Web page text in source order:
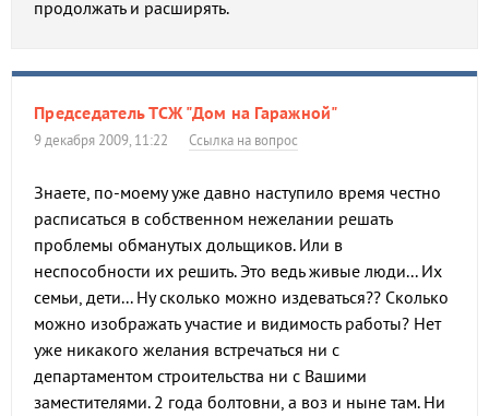
продолжать и расширять.
Председатель ТСЖ "Дом на Гаражной"
9 декабря 2009, 11:22 Ссылка на вопрос
Знаете, по-моему уже давно наступило время честно
расписаться в собственном нежелании решать
проблемы обманутых дольщиков. Или в
неспособности их решить. Это ведь живые люди... Их
семьи, дети... Ну сколько можно издеваться?? Сколько
можно изображать участие и видимость работы? Нет
уже никакого желания встречаться ни с
департаментом строительства ни с Вашими
заместителями. 2 года болтовни, а воз и ныне там. Ни